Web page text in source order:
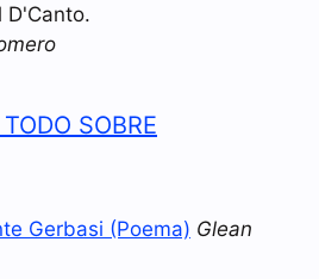
D'Canto.
SOBRE
Gerbasi (Poema) Glean